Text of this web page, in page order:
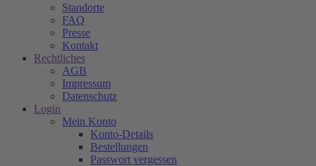
Standorte
FAQ
Presse
Kontakt
Rechtliches
AGB
Impressum
Datenschutz
Login
Mein Konto
Konto-Details
Bestellungen
Passwort vergessen